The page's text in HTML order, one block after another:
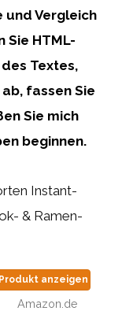
und Vergleich
Sie HTML-
Textes,
fassen Sie
Sie mich
beginnen.
Instant-
& Ramen-
Produkt anzeigen
Amazon.de